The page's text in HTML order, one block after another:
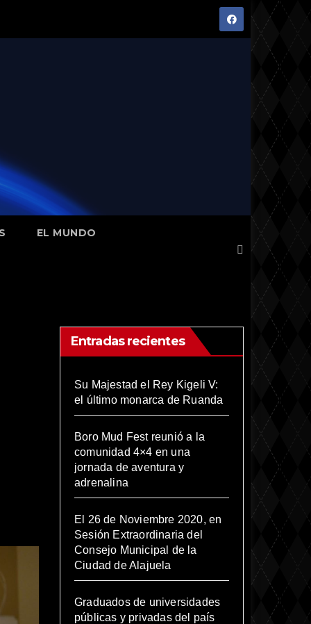
EL MUNDO
Entradas recientes
Su Majestad el Rey Kigeli V:
el último monarca de Ruanda
Boro Mud Fest reunió a la
comunidad 4×4 en una
jornada de aventura y
adrenalina
El 26 de Noviembre 2020, en
Sesión Extraordinaria del
Consejo Municipal de la
Ciudad de Alajuela
Graduados de universidades
públicas y privadas del país